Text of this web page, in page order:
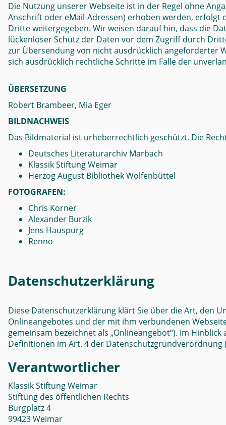
Die Nutzung unserer Webseite ist in der Regel ohne
Anschrift oder eMail-Adressen) erhoben werden, erfolgt
Dritte weitergegeben. Wir weisen darauf hin, dass die
lückenloser Schutz der Daten vor dem Zugriff durch
zur Übersendung von nicht ausdrücklich angeforderter
sich ausdrücklich rechtliche Schritte im Falle der
ÜBERSETZUNG
Robert Brambeer, Mia Eger
BILDNACHWEIS
Das Bildmaterial ist urheberrechtlich geschützt. Die
Deutsches Literaturarchiv Marbach
Klassik Stiftung Weimar
Herzog August Bibliothek Wolfenbüttel
FOTOGRAFEN:
Chris Korner
Alexander Burzik
Jens Hauspurg
Renno
Datenschutzerklärung
Diese Datenschutzerklärung klärt Sie über die Art, den
Onlineangebotes und der mit ihm verbundenen
gemeinsam bezeichnet als „Onlineangebot“). Im
Definitionen im Art. 4 der Datenschutzgrundverordnung
Verantwortlicher
Klassik Stiftung Weimar
Stiftung des öffentlichen Rechts
Burgplatz 4
99423 Weimar